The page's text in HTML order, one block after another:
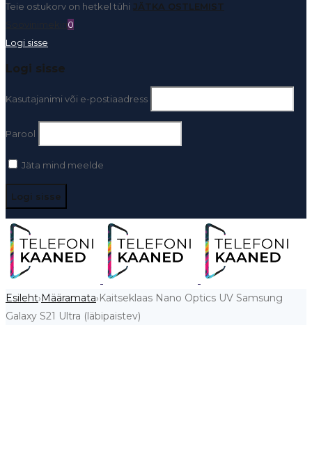
Teie ostukorv on hetkel tühi JÄTKA OSTLEMIST
0
Logi sisse
Logi sisse
Kasutajanimi või e-postiaadress
Parool
Jäta mind meelde
Esileht›Määramata›Kaitseklaas Nano Optics UV Samsung
Galaxy S21 Ultra (läbipaistev)